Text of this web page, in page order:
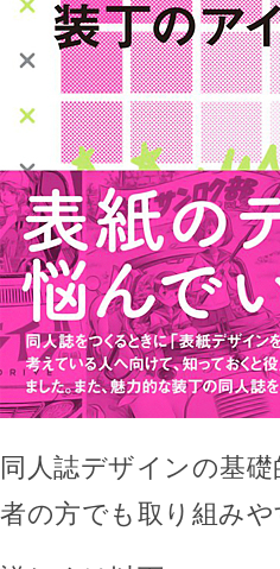
同人誌デザインの基
者の方でも取り組み